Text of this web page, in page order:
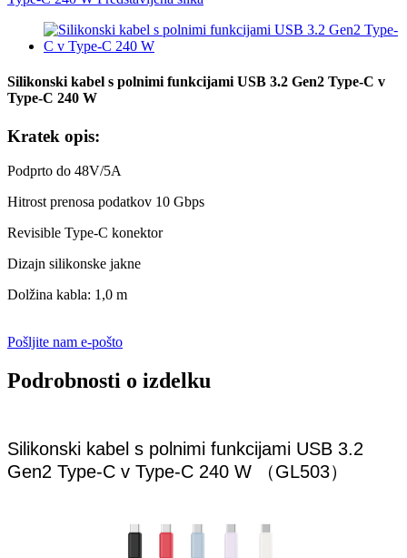
Silikonski kabel s polnimi funkcijami USB 3.2 Gen2 Type-C v
Type-C 240 W
Kratek opis:
Podprto do 48V/5A
Hitrost prenosa podatkov 10 Gbps
Revisible Type-C konektor
Dizajn silikonske jakne
Dolžina kabla: 1,0 m
Pošljite nam e-pošto
Podrobnosti o izdelku
Silikonski kabel s polnimi funkcijami USB 3.2
Gen2 Type-C v Type-C 240 W （GL503）